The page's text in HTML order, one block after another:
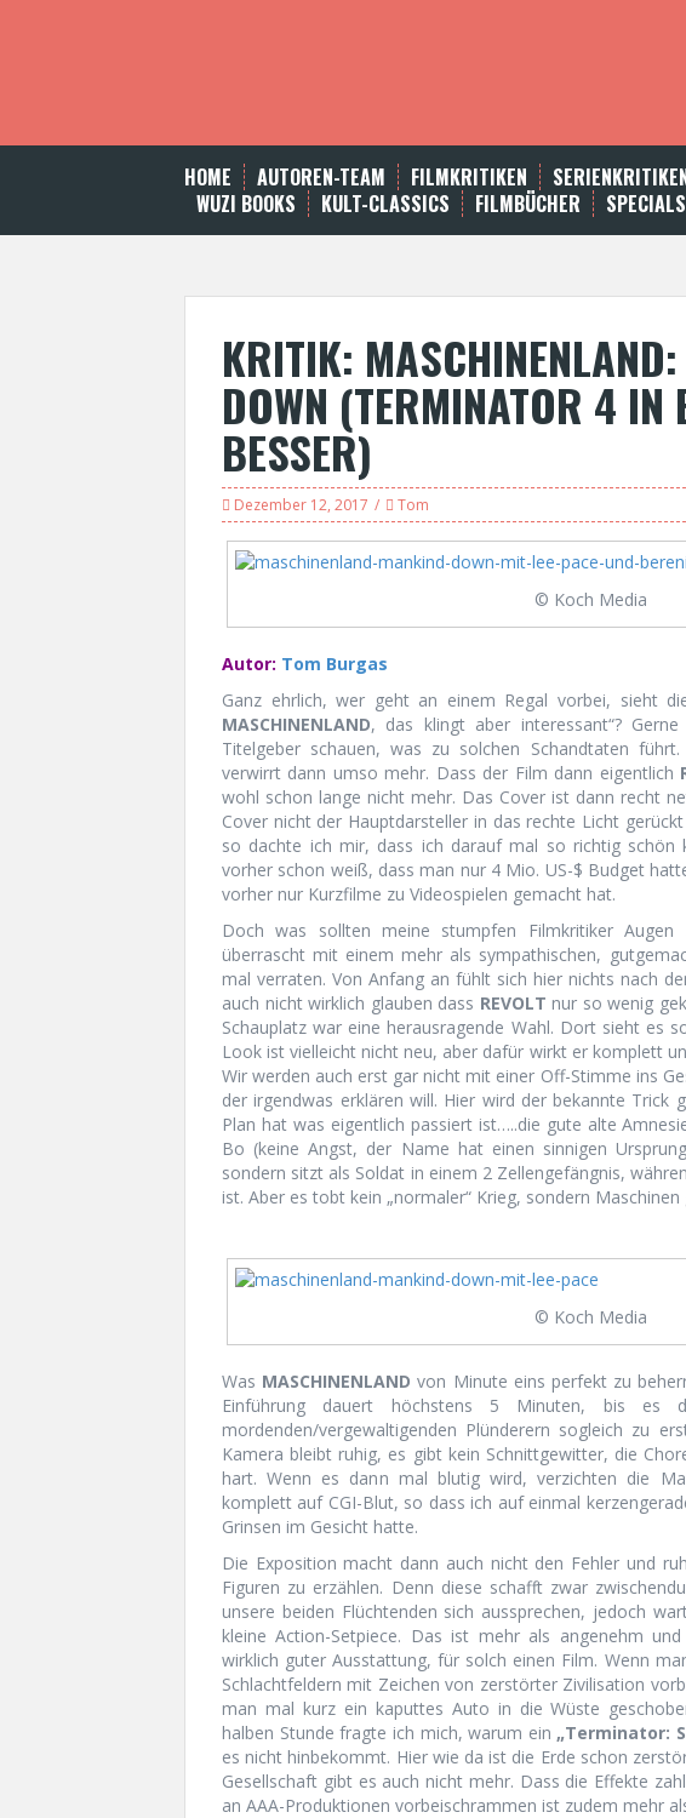
t
HOME AUTOREN-TEAM FILMKRITIKEN
WUZI BOOKS
KULT-CLASSICS FILMBÜCHER SPECIALS
KRITIK:
DOWN (TERMINATOR 4 IN
BESSER)
Dezember 12, 2017 Tom
© Koch Media
Autor: Tom Burgas
Ganz ehrlich, wer geht an einem Regal vorbei, sieht
MASCHINENLAND, das klingt aber interessant“?
Titelgeber schauen, was zu solchen Schandtaten
verwirrt dann umso mehr. Dass der Film dann eigentlich
wohl schon lange nicht mehr. Das Cover ist dann recht
Cover nicht der Hauptdarsteller in das rechte Licht
so dachte ich mir, dass ich darauf mal so richtig schön
vorher schon weiß, dass man nur 4 Mio. US-$ Budget
vorher nur Kurzfilme zu Videospielen gemacht hat.
Doch was sollten meine stumpfen Filmkritiker Augen
überrascht mit einem mehr als sympathischen,
mal verraten. Von Anfang an fühlt sich hier nichts nach
auch nicht wirklich glauben dass REVOLT nur so wenig
Schauplatz war eine herausragende Wahl. Dort sieht es
Look ist vielleicht nicht neu, aber dafür wirkt er komplett
Wir werden auch erst gar nicht mit einer Off-Stimme ins
der irgendwas erklären will. Hier wird der bekannte Trick
Plan hat was eigentlich passiert ist…..die gute alte
Bo (keine Angst, der Name hat einen sinnigen
sondern sitzt als Soldat in einem 2 Zellengefängnis,
ist. Aber es tobt kein „normaler“ Krieg, sondern Maschinen
© Koch Media
Was MASCHINENLAND von Minute eins perfekt zu
Einführung dauert höchstens 5 Minuten, bis es
mordenden/vergewaltigenden Plünderern sogleich zu
Kamera bleibt ruhig, es gibt kein Schnittgewitter, die
hart. Wenn es dann mal blutig wird, verzichten die
komplett auf CGI-Blut, so dass ich auf einmal
Grinsen im Gesicht hatte.
Die Exposition macht dann auch nicht den Fehler und
Figuren zu erzählen. Denn diese schafft zwar
unsere beiden Flüchtenden sich aussprechen, jedoch
kleine Action-Setpiece. Das ist mehr als angenehm
wirklich guter Ausstattung, für solch einen Film. Wenn
Schlachtfeldern mit Zeichen von zerstörter Zivilisation
man mal kurz ein kaputtes Auto in die Wüste
halben Stunde fragte ich mich, warum ein „Terminator:
es nicht hinbekommt. Hier wie da ist die Erde schon
Gesellschaft gibt es auch nicht mehr. Dass die Effekte
an AAA-Produktionen vorbeischrammen ist zudem mehr